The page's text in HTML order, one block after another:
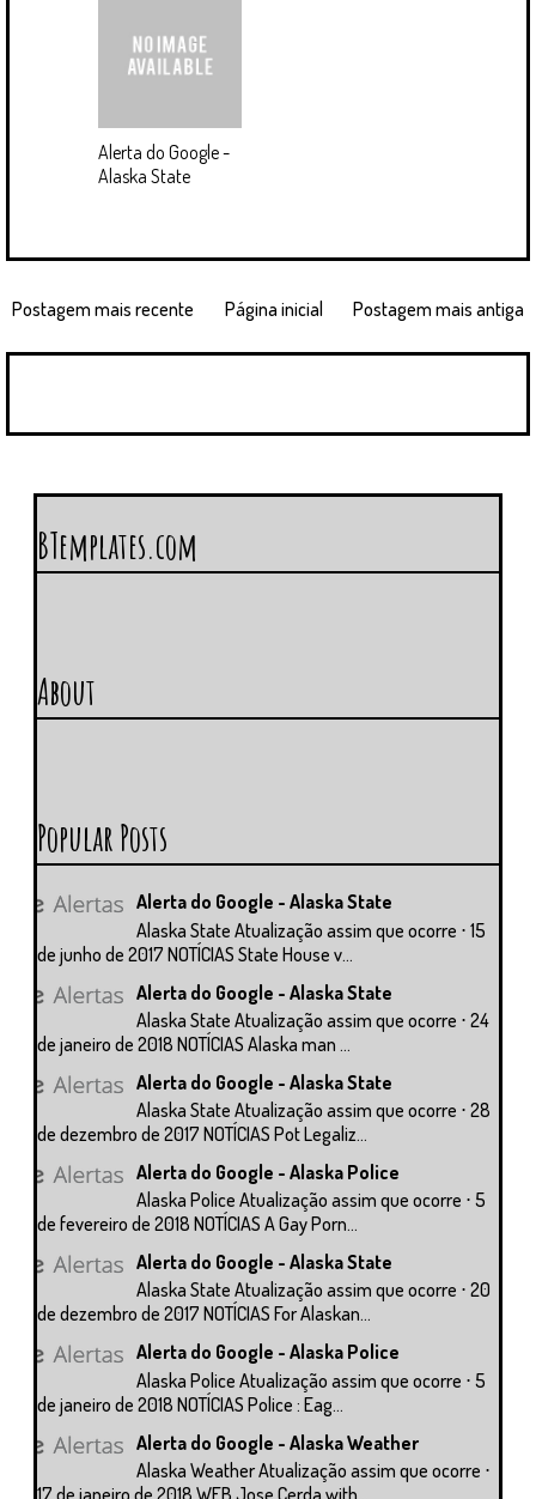
Alerta do Google -
Alaska State
Postagem mais recente Postagem mais antiga
Página inicial
BTemplates.com
About
Popular Posts
Alerta do Google - Alaska State
Alaska State Atualização assim que ocorre ⋅ 15
de junho de 2017 NOTÍCIAS State House v...
Alerta do Google - Alaska State
Alaska State Atualização assim que ocorre ⋅ 24
de janeiro de 2018 NOTÍCIAS Alaska man ...
Alerta do Google - Alaska State
Alaska State Atualização assim que ocorre ⋅ 28
de dezembro de 2017 NOTÍCIAS Pot Legaliz...
Alerta do Google - Alaska Police
Alaska Police Atualização assim que ocorre ⋅ 5
de fevereiro de 2018 NOTÍCIAS A Gay Porn...
Alerta do Google - Alaska State
Alaska State Atualização assim que ocorre ⋅ 20
de dezembro de 2017 NOTÍCIAS For Alaskan...
Alerta do Google - Alaska Police
Alaska Police Atualização assim que ocorre ⋅ 5
de janeiro de 2018 NOTÍCIAS Police : Eag...
Alerta do Google - Alaska Weather
Alaska Weather Atualização assim que ocorre ⋅
17 de janeiro de 2018 WEB Jose Cerda with...